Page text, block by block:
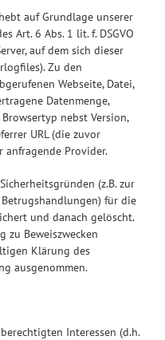
auf Grundlage unserer
Art. 6 Abs. 1 lit. f. DSGVO
auf dem sich dieser
Zu den
Webseite, Datei,
Datenmenge,
nebst Version,
URL (die zuvor
anfragende Provider.
(z.B. zur
für die
und danach gelöscht.
zu Beweiszwecken
Klärung des
ausgenommen.
Interessen (d.h.